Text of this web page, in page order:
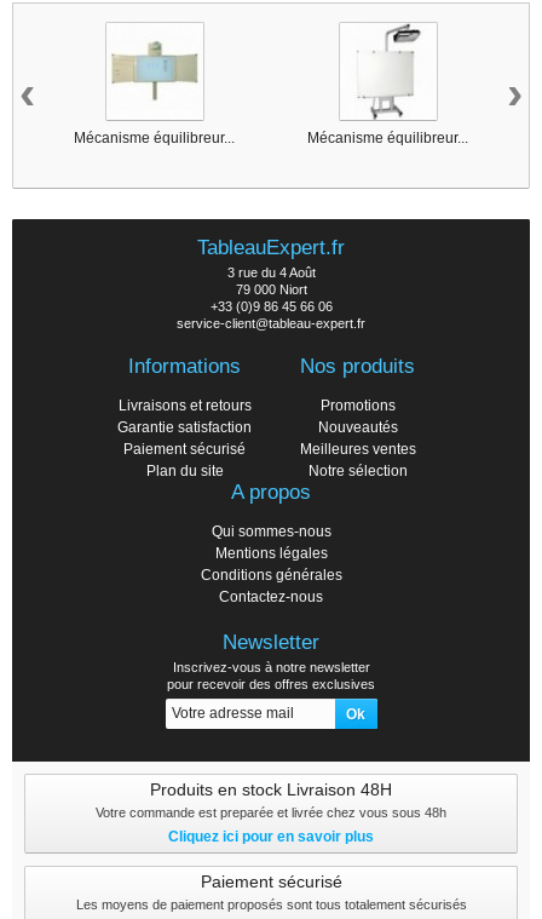
Mécanisme équilibreur... Mécanisme équilibreur...
‹ ›
TableauExpert.fr
3 rue du 4 Août
79 000 Niort
+33 (0)9 86 45 66 06
service-client@tableau-expert.fr
Informations
Livraisons et retours
Garantie satisfaction
Paiement sécurisé
Plan du site
Nos produits
Promotions
Nouveautés
Meilleures ventes
Notre sélection
A propos
Qui sommes-nous
Mentions légales
Conditions générales
Contactez-nous
Newsletter
Inscrivez-vous à notre newsletter
pour recevoir des offres exclusives
Produits en stock Livraison 48H
Votre commande est preparée et livrée chez vous sous 48h
Cliquez ici pour en savoir plus
Paiement sécurisé
Les moyens de paiement proposés sont tous totalement sécurisés